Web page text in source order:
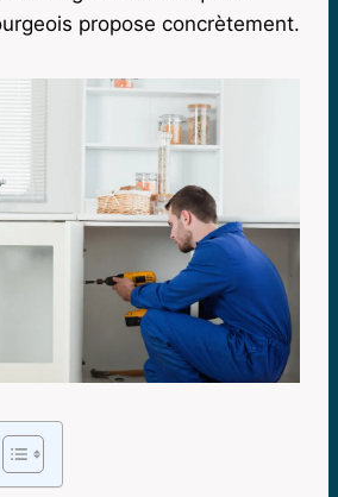
propose concrètement.